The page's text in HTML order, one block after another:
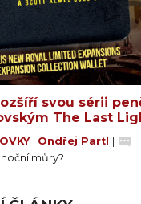
svou sérii
The Last
Ondřej Partl
můry?